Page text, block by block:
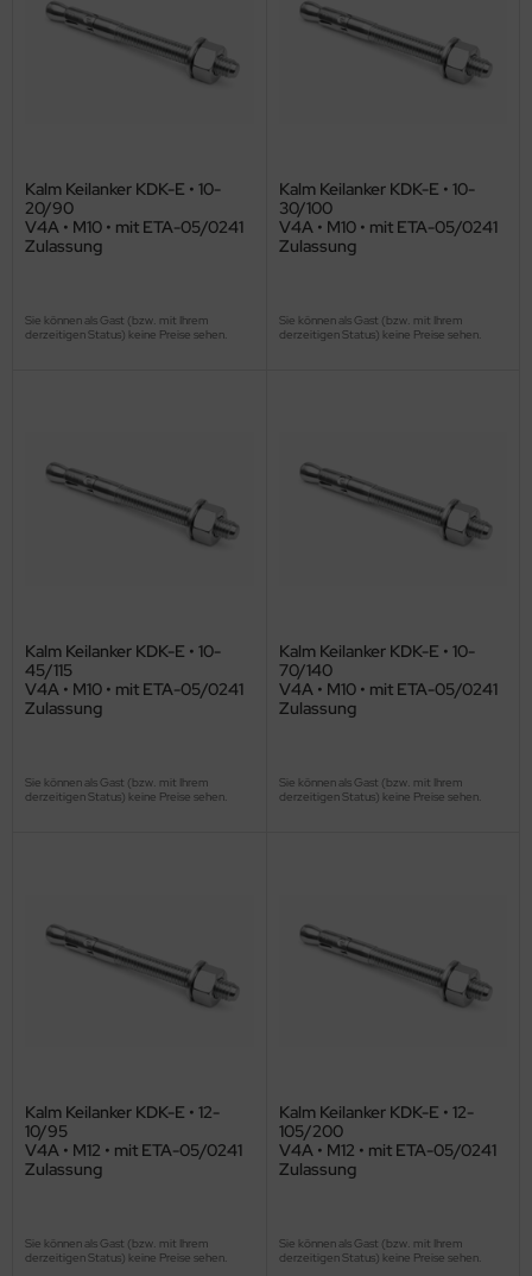
Kalm Keilanker KDK-E • 10-
20/90
V4A • M10 • mit ETA-05/0241
Zulassung
Sie können als Gast (bzw. mit Ihrem
derzeitigen Status) keine Preise sehen.
Kalm Keilanker KDK-E • 10-
30/100
V4A • M10 • mit ETA-05/0241
Zulassung
Sie können als Gast (bzw. mit Ihrem
derzeitigen Status) keine Preise sehen.
Kalm Keilanker KDK-E • 10-
45/115
V4A • M10 • mit ETA-05/0241
Zulassung
Sie können als Gast (bzw. mit Ihrem
derzeitigen Status) keine Preise sehen.
Kalm Keilanker KDK-E • 10-
70/140
V4A • M10 • mit ETA-05/0241
Zulassung
Sie können als Gast (bzw. mit Ihrem
derzeitigen Status) keine Preise sehen.
Kalm Keilanker KDK-E • 12-
10/95
V4A • M12 • mit ETA-05/0241
Zulassung
Sie können als Gast (bzw. mit Ihrem
derzeitigen Status) keine Preise sehen.
Kalm Keilanker KDK-E • 12-
105/200
V4A • M12 • mit ETA-05/0241
Zulassung
Sie können als Gast (bzw. mit Ihrem
derzeitigen Status) keine Preise sehen.